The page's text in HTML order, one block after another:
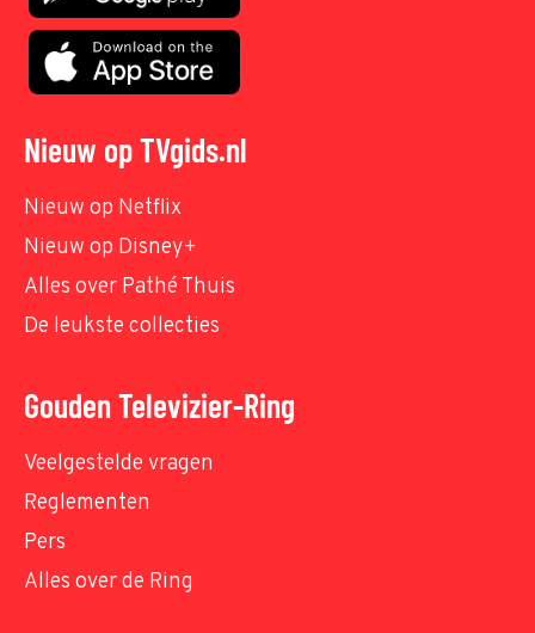
Nieuw op TVgids.nl
Nieuw op Netflix
Nieuw op Disney+
Alles over Pathé Thuis
De leukste collecties
Gouden Televizier-Ring
Veelgestelde vragen
Reglementen
Pers
Alles over de Ring